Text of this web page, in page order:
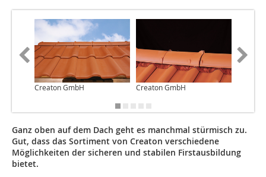
Creaton GmbH Creaton GmbH
Ganz oben auf dem Dach geht es manchmal stürmisch zu.
Gut, dass das Sortiment von Creaton verschiedene
Möglichkeiten der sicheren und stabilen Firstausbildung
bietet.